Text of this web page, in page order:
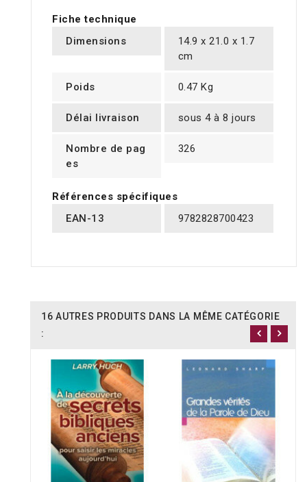
Fiche technique
Dimensions
14.9 x 21.0 x 1.7
cm
Poids 0.47 Kg
Délai livraison sous 4 à 8 jours
Nombre de pag
es
326
Références spécifiques
EAN-13
9782828700423
16 AUTRES PRODUITS DANS LA MÊME CATÉGORIE
: